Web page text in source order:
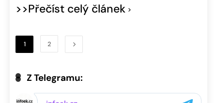
>>Přečíst celý článek
1 2
Z Telegramu: